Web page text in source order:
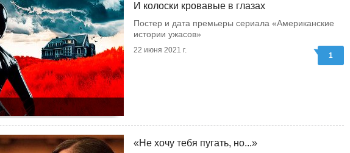
И колоски кровавые в глазах
Постер и дата премьеры сериала «Американские
истории ужасов»
22 июня 2021 г.
1
«Не хочу тебя пугать, но...»